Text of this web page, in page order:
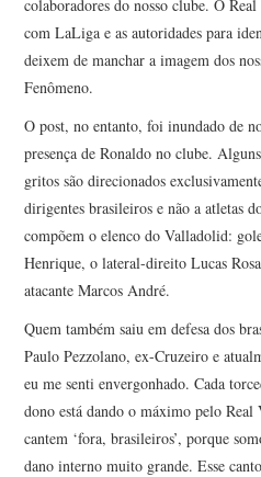
colaboradores do nosso clube. O
com LaLiga e as autoridades para
deixem de manchar a imagem dos
Fenômeno.
O post, no entanto, foi inundado de
presença de Ronaldo no clube.
gritos são direcionados
dirigentes brasileiros e não a atletas
compõem o elenco do Valladolid:
Henrique, o lateral-direito Lucas
atacante Marcos André.
Quem também saiu em defesa dos
Paulo Pezzolano, ex-Cruzeiro e
eu me senti envergonhado. Cada
dono está dando o máximo pelo
cantem ‘fora, brasileiros’, porque
dano interno muito grande. Esse